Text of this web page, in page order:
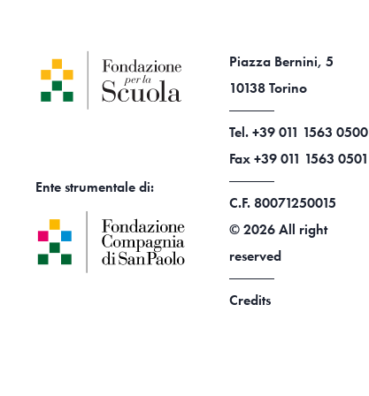
Ente strumentale di:
Piazza Bernini, 5
10138 Torino
Tel. +39 011 1563 0500
Fax +39 011 1563 0501
C.F. 80071250015
© 2026 All right
reserved
Credits